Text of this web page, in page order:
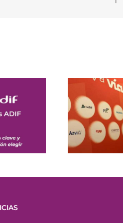
CEFF celebra junto
a Vía Libre su 60º
aniversario